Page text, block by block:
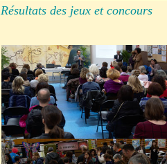
Résultats des jeux et concours